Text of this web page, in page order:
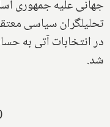
جهانی علیه جمهوری
تحلیلگران سیاسی
در انتخابات آتی به
شد.